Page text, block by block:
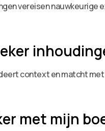
vereisen
context en matcht
met mijn